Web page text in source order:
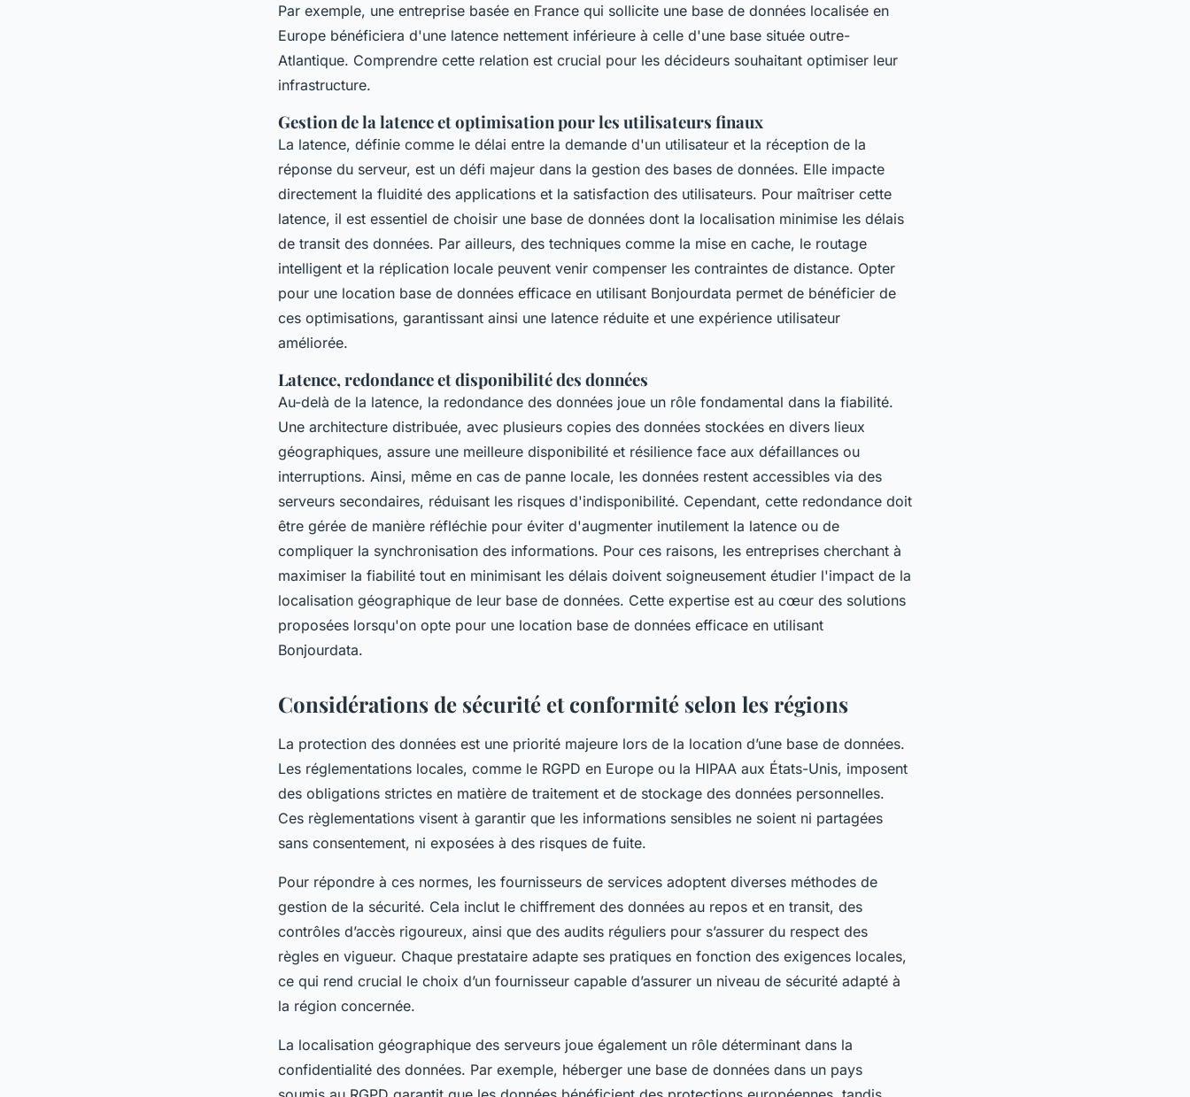
Par exemple, une entreprise basée en France qui sollicite une base de données localisée en
Europe bénéficiera d'une latence nettement inférieure à celle d'une base située outre-
Atlantique. Comprendre cette relation est crucial pour les décideurs souhaitant optimiser leur
infrastructure.
Gestion de la latence et optimisation pour les utilisateurs finaux
La latence, définie comme le délai entre la demande d'un utilisateur et la réception de la
réponse du serveur, est un défi majeur dans la gestion des bases de données. Elle impacte
directement la fluidité des applications et la satisfaction des utilisateurs. Pour maîtriser cette
latence, il est essentiel de choisir une base de données dont la localisation minimise les délais
de transit des données. Par ailleurs, des techniques comme la mise en cache, le routage
intelligent et la réplication locale peuvent venir compenser les contraintes de distance. Opter
pour une location base de données efficace en utilisant Bonjourdata permet de bénéficier de
ces optimisations, garantissant ainsi une latence réduite et une expérience utilisateur
améliorée.
Latence, redondance et disponibilité des données
Au-delà de la latence, la redondance des données joue un rôle fondamental dans la fiabilité.
Une architecture distribuée, avec plusieurs copies des données stockées en divers lieux
géographiques, assure une meilleure disponibilité et résilience face aux défaillances ou
interruptions. Ainsi, même en cas de panne locale, les données restent accessibles via des
serveurs secondaires, réduisant les risques d'indisponibilité. Cependant, cette redondance doit
être gérée de manière réfléchie pour éviter d'augmenter inutilement la latence ou de
compliquer la synchronisation des informations. Pour ces raisons, les entreprises cherchant à
maximiser la fiabilité tout en minimisant les délais doivent soigneusement étudier l'impact de la
localisation géographique de leur base de données. Cette expertise est au cœur des solutions
proposées lorsqu'on opte pour une location base de données efficace en utilisant
Bonjourdata.
Considérations de sécurité et conformité selon les régions
La protection des données est une priorité majeure lors de la location d’une base de données.
Les réglementations locales, comme le RGPD en Europe ou la HIPAA aux États-Unis, imposent
des obligations strictes en matière de traitement et de stockage des données personnelles.
Ces règlementations visent à garantir que les informations sensibles ne soient ni partagées
sans consentement, ni exposées à des risques de fuite.
Pour répondre à ces normes, les fournisseurs de services adoptent diverses méthodes de
gestion de la sécurité. Cela inclut le chiffrement des données au repos et en transit, des
contrôles d’accès rigoureux, ainsi que des audits réguliers pour s’assurer du respect des
règles en vigueur. Chaque prestataire adapte ses pratiques en fonction des exigences locales,
ce qui rend crucial le choix d’un fournisseur capable d’assurer un niveau de sécurité adapté à
la région concernée.
La localisation géographique des serveurs joue également un rôle déterminant dans la
confidentialité des données. Par exemple, héberger une base de données dans un pays